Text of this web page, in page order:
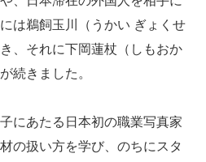
は鵜飼玉川（うかい ぎょくせ
、それに下岡蓮杖（しもおか
続きました。
にあたる日本初の職業写真家
の扱い方を学び、のちにスタ